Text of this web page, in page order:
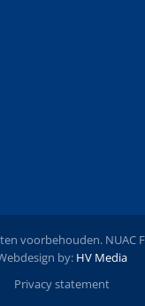
voorbehouden. NUAC
by: HV Media
Privacy statement